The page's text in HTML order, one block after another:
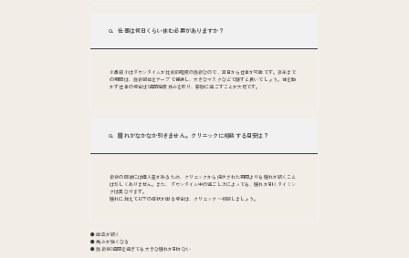
Q．仕事は何日くらい休む必要がありますか？
小鼻縮小はダウンタイムが比較的軽度の施術なので、翌日から仕事が可能です。抜糸まで
の期間は、施術部位をテープで保護し、大きなマスクなどで隠すと良いでしょう。体を動
かす仕事の場合は1週間程度休みを取り、安静に過ごすことが大切です。
Q．腫れがなかなか引きません。クリニックに相談する目安は？
術後の回復には個人差があるため、クリニックから提示された期間よりも腫れが続くこと
は珍しくありません。また、ダウンタイム中の過ごし方によっても、腫れが引くタイミン
グは異なります。
腫れに加えて以下の症状が出る場合は、クリニックへ相談しましょう。
● 出血が続く
● 痛みが強くなる
● 施術後2週間を過ぎても大きな腫れが引かない